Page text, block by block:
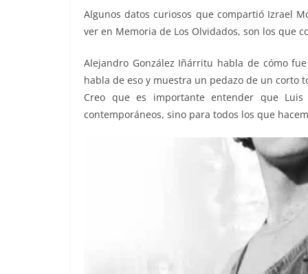
Algunos datos curiosos que compartió Izrael
ver en Memoria de Los Olvidados, son los que
Alejandro González Iñárritu habla de cómo
habla de eso y muestra un pedazo de un corto
Creo que es importante entender que
contemporáneos, sino para todos los que